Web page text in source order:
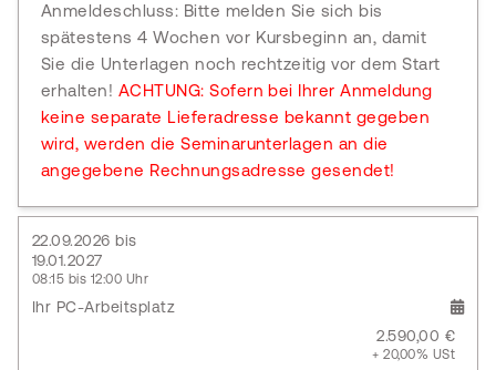
Anmeldeschluss: Bitte melden Sie sich bis
spätestens 4 Wochen vor Kursbeginn an, damit
Sie die Unterlagen noch rechtzeitig vor dem Start
erhalten! ACHTUNG: Sofern bei Ihrer Anmeldung
keine separate Lieferadresse bekannt gegeben
wird, werden die Seminarunterlagen an die
angegebene Rechnungsadresse gesendet!
22.09.2026 bis
19.01.2027
08:15 bis 12:00 Uhr
Ihr PC-Arbeitsplatz
2.590,00 €
+ 20,00% USt